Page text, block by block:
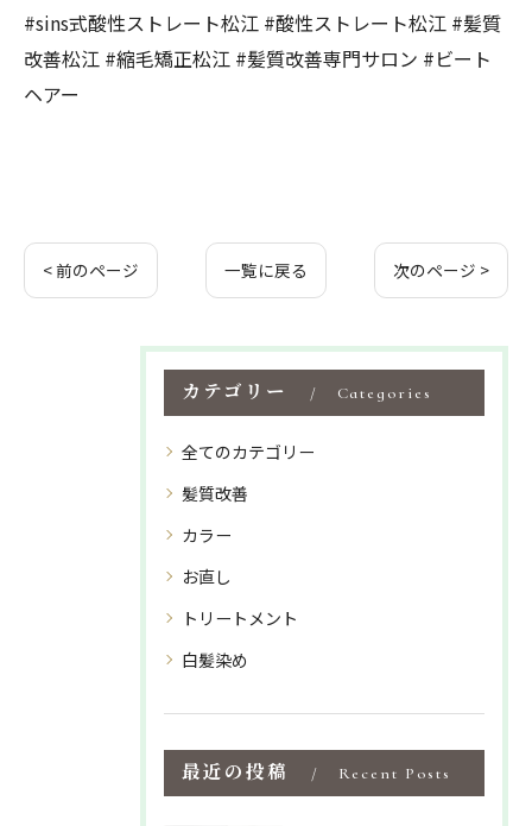
#sins式酸性ストレート松江 #酸性ストレート松江 #髪質
改善松江 #縮毛矯正松江 #髪質改善専門サロン #ビート
ヘアー
< 前のページ 一覧に戻る 次のページ >
カテゴリー Categories
全てのカテゴリー
髪質改善
カラー
お直し
トリートメント
白髪染め
最近の投稿 Recent Posts